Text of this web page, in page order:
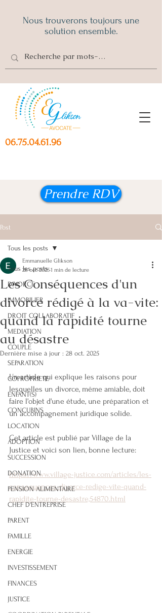
06.75.04.61.96
Nous trouverons toujours une
solution ensemble.
Prendre RDV
Post
Tous les posts
DIVORCE
IMMOBILIER
DROIT COLLABORATIF
MEDIATION
COUPLE
SEPARATION
COPROPRIETE
ENFANT(S)
CONCUBINS
LOCATION
ADOPTION
SUCCESSION
DONATION
PENSION ALIMENTAIRE
CHEF D'ENTREPRISE
PARENT
FAMILLE
ENERGIE
INVESTISSEMENT
FINANCES
JUSTICE
Tous les posts
Les Conséquences d'un
divorce rédigé à la va-vite:
quand la rapidité tourne
au désastre
Emmanuelle Glikson
28 oct. 20251 min de lecture
Dernière mise à jour : 28 oct. 2025
Un article qui explique les raisons pour
lesquelles un divorce, même amiable, doit
faire l'objet d'une étude, une préparation et
un accompagnement juridique solide.
Cet article est publié par Village de la
Justice et voici son lien, bonne lecture:
https://www.village-justice.com/articles/les-
consequences-divorce-redige-vite-quand-
rapidite-tourne-desastre,54870.html